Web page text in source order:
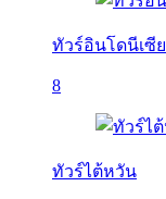
ทัวร์อินโดนีเซีย
8
ทัวร์ไต้หวัน